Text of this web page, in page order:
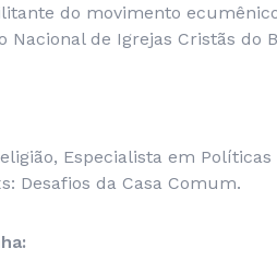
do movimento
de Igrejas Cristãs do
Especialista em
Desafios da Casa Comum.